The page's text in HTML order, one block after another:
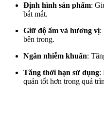
Định hình sản phẩm:
bắt mắt.
Giữ độ ẩm và hương vị:
bên trong.
Ngăn nhiễm khuẩn:
Tăng thời hạn sử dụng:
quản tốt hơn trong quá